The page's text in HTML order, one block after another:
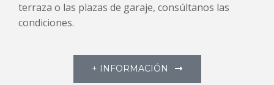
terraza o las plazas de garaje, consúltanos las
condiciones.
+ INFORMACIÓN